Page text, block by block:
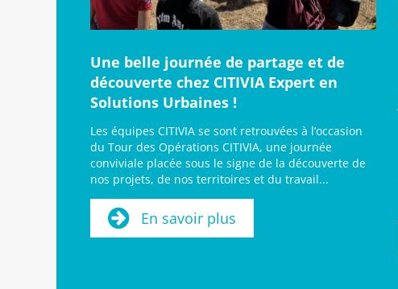
Une belle journée de partage et de
découverte chez CITIVIA Expert en
Solutions Urbaines !
Les équipes CITIVIA se sont retrouvées à l’occasion
du Tour des Opérations CITIVIA, une journée
conviviale placée sous le signe de la découverte de
nos projets, de nos territoires et du travail...
En savoir plus